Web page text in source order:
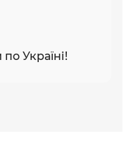
Україні!